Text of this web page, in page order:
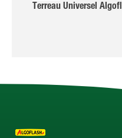
Terreau Universel